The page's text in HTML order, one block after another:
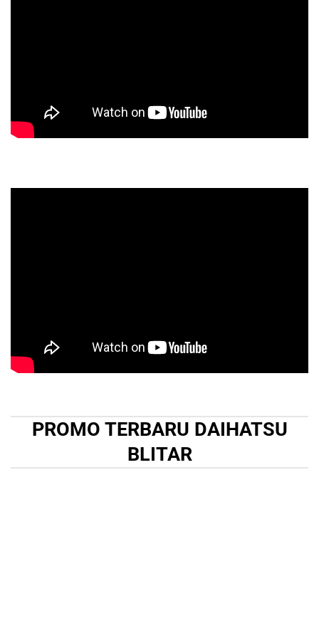
PROMO TERBARU DAIHATSU
BLITAR